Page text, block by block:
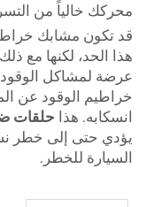
محركك خالياً من
قد تكون مشابك
هذا الحد، لكنها مع
عرضة لمشاكل
خراطيم الوقود عن
انسكابه. هذا حلقات
يؤدي حتى إلى خطر
السيارة للخطر.